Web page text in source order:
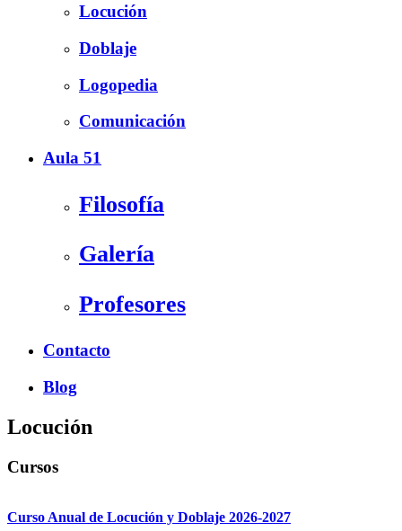
Locución
Doblaje
Logopedia
Comunicación
Aula 51
Filosofía
Galería
Profesores
Contacto
Blog
Locución
Cursos
Curso Anual de Locución y Doblaje 2026-2027